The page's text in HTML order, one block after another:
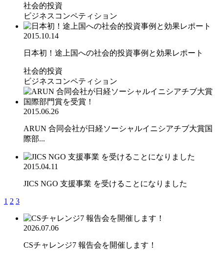
社会的投資
ビジネスコンペティション
2015.10.14
日本初！途上国への社会的投資事例と効果レポート
社会的投資
ビジネスコンペティション
2015.06.26
ARUN 合同会社が日経ソーシャルイニシアチブ大賞国
際部...
2015.04.11
JICS NGO 支援事業 を受けることになりました
1 2 3
2026.07.06
CSチャレンジ7 報告会を開催します！